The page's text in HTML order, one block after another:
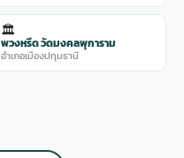
🏛️
พวงหรีด วัดมงคลพุการาม
อำเภอเมืองปทุมธานี